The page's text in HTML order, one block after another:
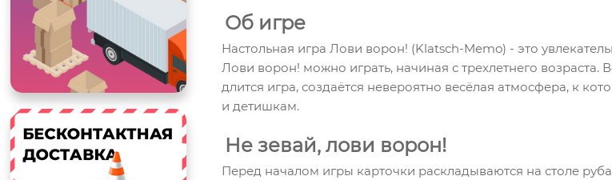
Об игре
Настольная игра Лови ворон! (Klatsch-Memo) - это
Лови ворон! можно играть, начиная с трехлетнего возраста.
длится игра, создаётся невероятно весёлая атмосфера, к
и детишкам.
Не зевай, лови ворон!
Перед началом игры карточки раскладываются на столе